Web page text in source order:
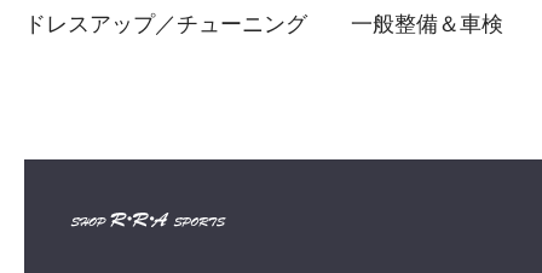
ドレスアップ／チューニング 一般整備＆車検